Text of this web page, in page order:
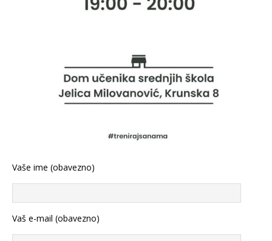
Vaše ime (obavezno)
Vaš e-mail (obavezno)